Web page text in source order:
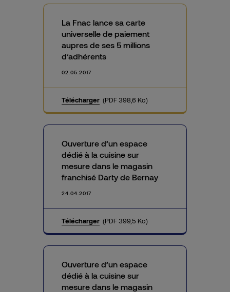
La Fnac lance sa carte
universelle de paiement
aupres de ses 5 millions
d’adhérents
02.05.2017
Télécharger (PDF 398,6 Ko)
Ouverture d’un espace
dédié à la cuisine sur
mesure dans le magasin
franchisé Darty de Bernay
24.04.2017
Télécharger (PDF 399,5 Ko)
Ouverture d’un espace
dédié à la cuisine sur
mesure dans le magasin